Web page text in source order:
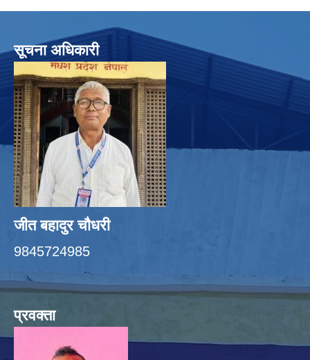
सूचना अधिकारी
जीत बहादुर चाैधरी
9845724985
प्रवक्ता